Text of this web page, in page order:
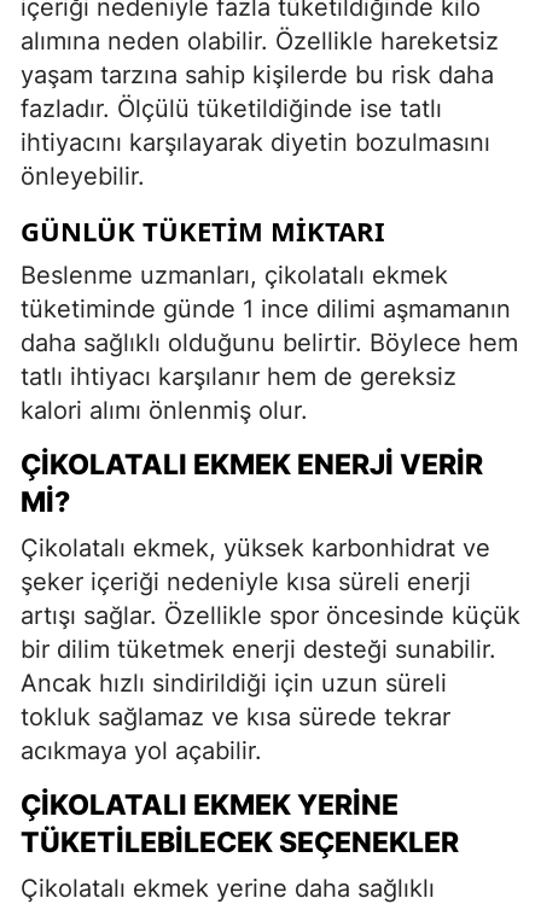
içeriği nedeniyle fazla tüketildiğinde kilo
alımına neden olabilir. Özellikle hareketsiz
yaşam tarzına sahip kişilerde bu risk daha
fazladır. Ölçülü tüketildiğinde ise tatlı
ihtiyacını karşılayarak diyetin bozulmasını
önleyebilir.
GÜNLÜK TÜKETIM MIKTARI
Beslenme uzmanları, çikolatalı ekmek
tüketiminde günde 1 ince dilimi aşmamanın
daha sağlıklı olduğunu belirtir. Böylece hem
tatlı ihtiyacı karşılanır hem de gereksiz
kalori alımı önlenmiş olur.
ÇIKOLATALI EKMEK ENERJI VERIR
MI?
Çikolatalı ekmek, yüksek karbonhidrat ve
şeker içeriği nedeniyle kısa süreli enerji
artışı sağlar. Özellikle spor öncesinde küçük
bir dilim tüketmek enerji desteği sunabilir.
Ancak hızlı sindirildiği için uzun süreli
tokluk sağlamaz ve kısa sürede tekrar
acıkmaya yol açabilir.
ÇIKOLATALI EKMEK YERINE
TÜKETILEBILECEK SEÇENEKLER
Çikolatalı ekmek yerine daha sağlıklı